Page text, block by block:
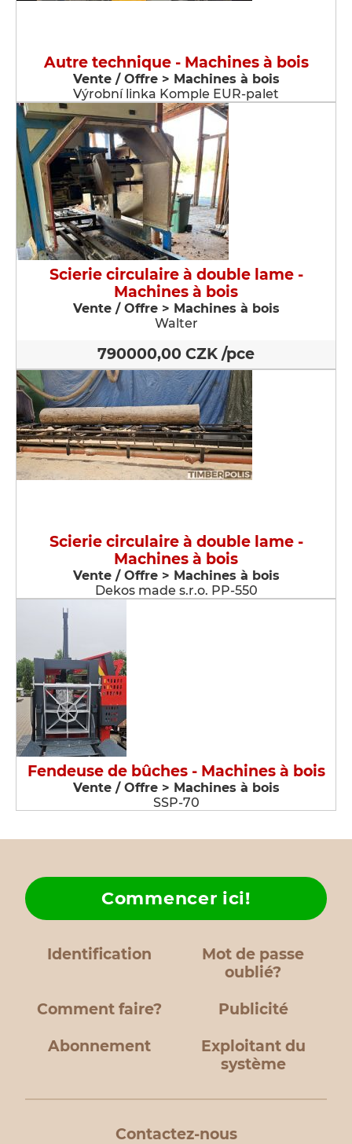
Autre technique - Machines à bois
Vente / Offre > Machines à bois
Výrobní linka Komple EUR-palet
Scierie circulaire à double lame -
Machines à bois
Vente / Offre > Machines à bois
Walter
790000,00 CZK /pce
Scierie circulaire à double lame -
Machines à bois
Vente / Offre > Machines à bois
Dekos made s.r.o. PP-550
Fendeuse de bûches - Machines à bois
Vente / Offre > Machines à bois
SSP-70
Identification
Mot de passe
oublié?
Comment faire?
Commencer ici!
Publicité
Abonnement
Exploitant du
système
Contactez-nous